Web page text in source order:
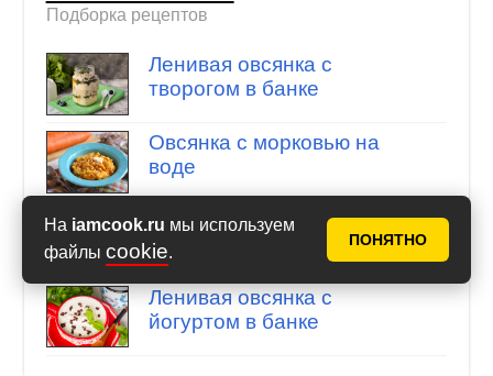
На iamcook.ru мы используем
файлы cookie.
ПОНЯТНО
Подборка рецептов
Ленивая овсянка с
творогом в банке
Овсянка с морковью на
воде
Карамельная овсяная
каша
Ленивая овсянка с
йогуртом в банке